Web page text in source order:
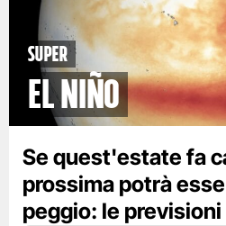
Super
El Niño
Se quest'estate fa
prossima potrà
peggio: le